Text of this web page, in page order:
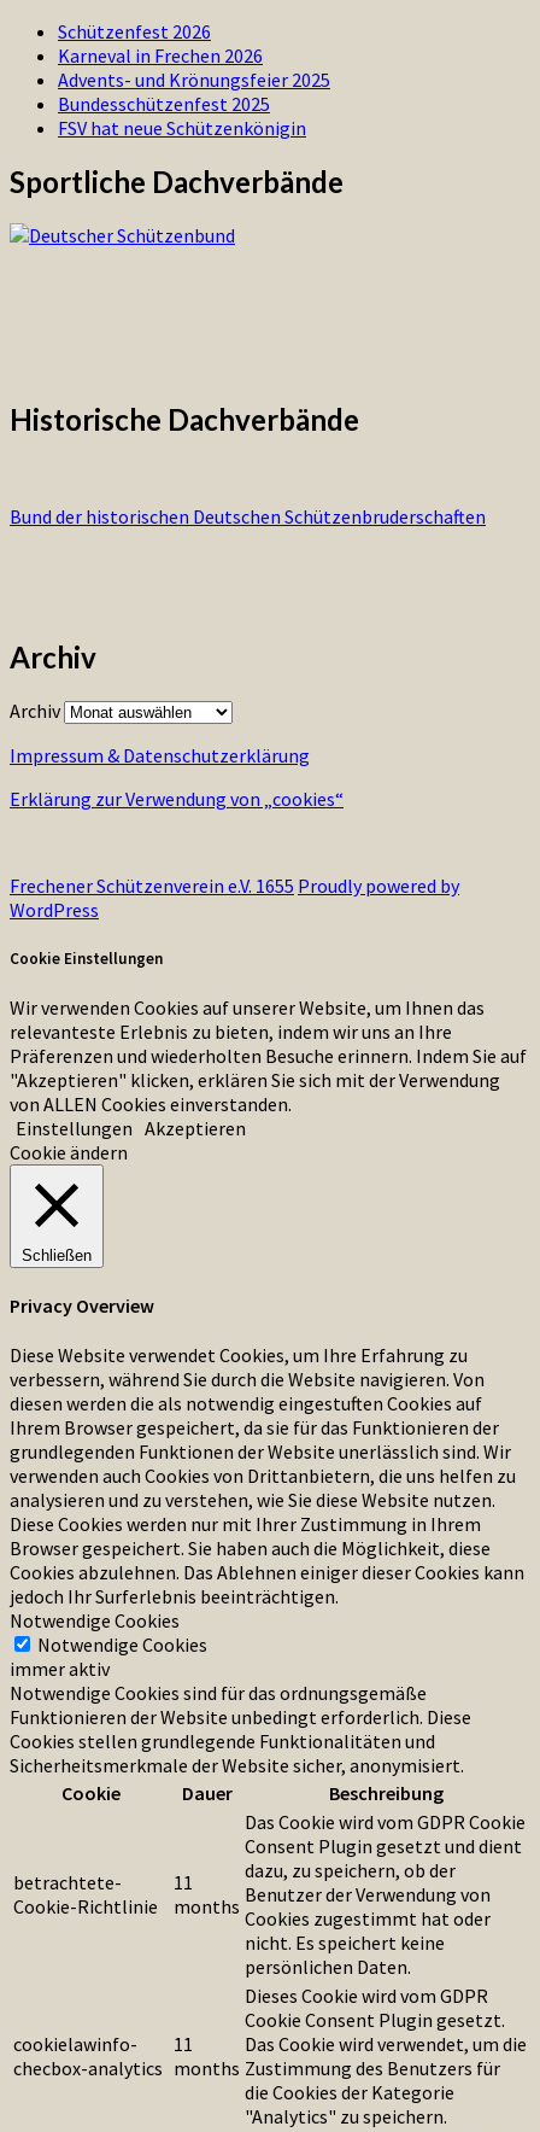
Schützenfest 2026
Karneval in Frechen 2026
Advents- und Krönungsfeier 2025
Bundesschützenfest 2025
FSV hat neue Schützenkönigin
Sportliche Dachverbände
Historische Dachverbände
Bund der historischen Deutschen Schützenbruderschaften
Archiv
Archiv
Impressum & Datenschutzerklärung
Erklärung zur Verwendung von „cookies“
Frechener Schützenverein e.V. 1655 Proudly powered by
WordPress
Cookie Einstellungen
Wir verwenden Cookies auf unserer Website, um Ihnen das
relevanteste Erlebnis zu bieten, indem wir uns an Ihre
Präferenzen und wiederholten Besuche erinnern. Indem Sie auf
"Akzeptieren" klicken, erklären Sie sich mit der Verwendung
von ALLEN Cookies einverstanden.
Einstellungen Akzeptieren
Cookie ändern
Schließen
Privacy Overview
Diese Website verwendet Cookies, um Ihre Erfahrung zu
verbessern, während Sie durch die Website navigieren. Von
diesen werden die als notwendig eingestuften Cookies auf
Ihrem Browser gespeichert, da sie für das Funktionieren der
grundlegenden Funktionen der Website unerlässlich sind. Wir
verwenden auch Cookies von Drittanbietern, die uns helfen zu
analysieren und zu verstehen, wie Sie diese Website nutzen.
Diese Cookies werden nur mit Ihrer Zustimmung in Ihrem
Browser gespeichert. Sie haben auch die Möglichkeit, diese
Cookies abzulehnen. Das Ablehnen einiger dieser Cookies kann
jedoch Ihr Surferlebnis beeinträchtigen.
Notwendige Cookies
Notwendige Cookies
immer aktiv
Notwendige Cookies sind für das ordnungsgemäße
Funktionieren der Website unbedingt erforderlich. Diese
Cookies stellen grundlegende Funktionalitäten und
Sicherheitsmerkmale der Website sicher, anonymisiert.
Cookie
Dauer Beschreibung
betrachtete-
Cookie-Richtlinie
11
months
Das Cookie wird vom GDPR Cookie
Consent Plugin gesetzt und dient
dazu, zu speichern, ob der
Benutzer der Verwendung von
Cookies zugestimmt hat oder
nicht. Es speichert keine
persönlichen Daten.
cookielawinfo-
checbox-analytics
11
months
Dieses Cookie wird vom GDPR
Cookie Consent Plugin gesetzt.
Das Cookie wird verwendet, um die
Zustimmung des Benutzers für
die Cookies der Kategorie
"Analytics" zu speichern.